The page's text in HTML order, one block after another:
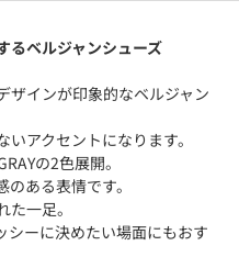
るベルジャンシューズ
ザインが印象的なベルジャン
アクセントになります。
の2色展開。
ある表情です。
一足。
シーに決めたい場面にもおす